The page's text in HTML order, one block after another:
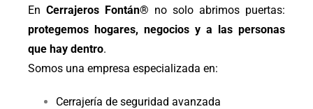
En Cerrajeros Fontán® no solo abrimos puertas:
protegemos hogares, negocios y a las personas
que hay dentro.
Somos una empresa especializada en:
Cerrajería de seguridad avanzada